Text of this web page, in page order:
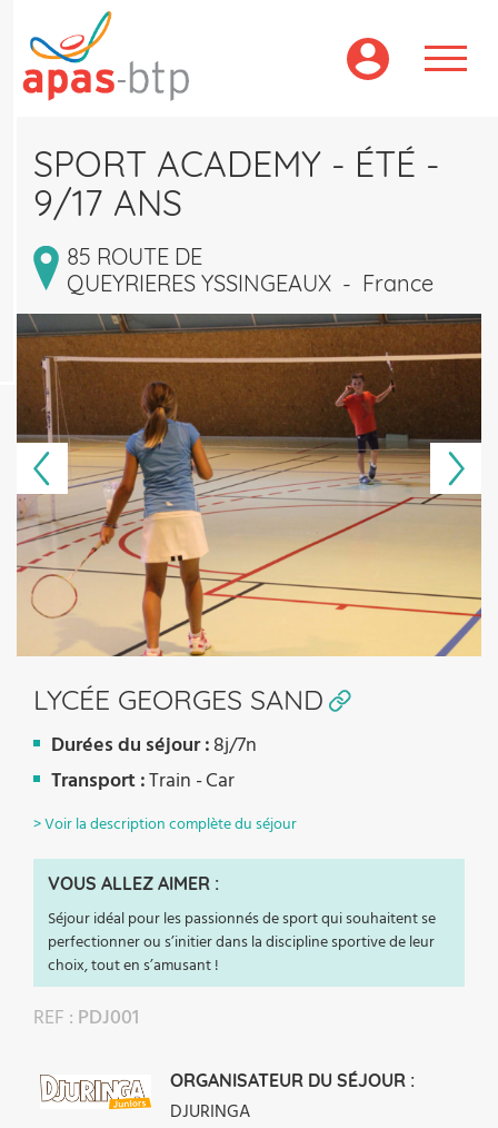
contenu
principal
SPORT ACADEMY - ÉTÉ -
9/17 ANS
85 ROUTE DE
QUEYRIERES YSSINGEAUX - France
LYCÉE GEORGES SAND
Durées du séjour :8j/7n
Transport :Train -Car
> Voir la description complète du séjour
VOUS ALLEZ AIMER :
Séjour idéal pour les passionnés de sport qui souhaitent se
perfectionner ou s’initier dans la discipline sportive de leur
choix, tout en s’amusant !
REF : PDJ001
ORGANISATEUR DU SÉJOUR :
DJURINGA